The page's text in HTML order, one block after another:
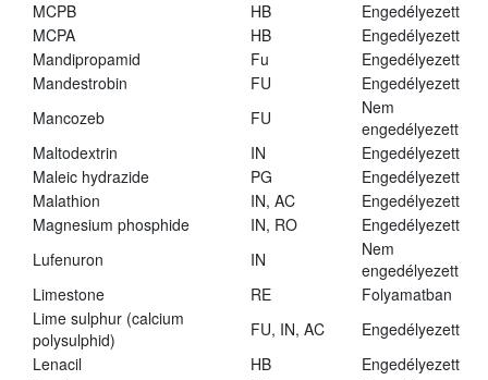
MCPB
HB
Engedélyezett
MCPA
HB
Engedélyezett
Mandipropamid
Fu
Engedélyezett
Mandestrobin
FU
Engedélyezett
Mancozeb
FU
Nem
engedélyezett
Maltodextrin
IN
Engedélyezett
Maleic hydrazide
PG
Engedélyezett
Malathion
IN, AC
Engedélyezett
Magnesium phosphide
IN, RO
Engedélyezett
Lufenuron
IN
Nem
engedélyezett
Limestone
RE
Folyamatban
Lime sulphur (calcium
polysulphid)
FU, IN, AC
Engedélyezett
Lenacil
HB
Engedélyezett